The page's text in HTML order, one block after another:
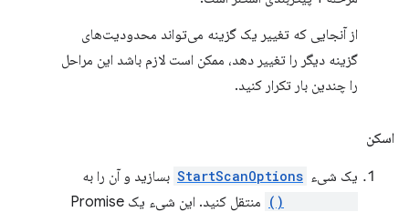
از آنجایی که تغییر یک گزینه می‌تواند محدودیت‌های
گزینه دیگر را تغییر دهد، ممکن است لازم باشد این مراحل
را چندین بار تکرار کنید.
اسکن
یک شیء StartScanOptions بسازید و آن را به
منتقل کنید. این شیء یک Promise